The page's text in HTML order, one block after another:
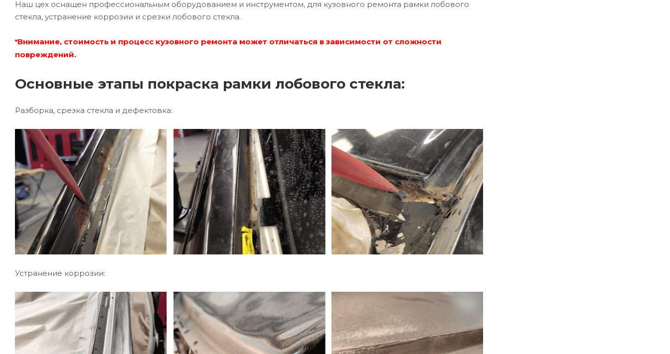
Наш цех оснащен профессиональным оборудованием и инструментом, для кузовного ремонта рамки лобового
стекла, устранение коррозии и срезки лобового стекла.
*Внимание, стоимость и процесс кузовного ремонта может отличаться в зависимости от сложности
повреждений.
Основные этапы покраска рамки лобового стекла:
Разборка, срезка стекла и дефектовка:
Устранение коррозии: